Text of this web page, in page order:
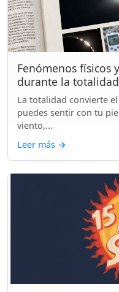
Fenómenos físicos
durante la totalidad
La totalidad convierte
puedes sentir con tu
viento,...
Leer más →